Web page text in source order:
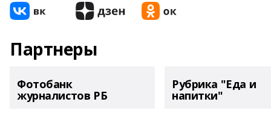
Партнеры
Фотобанк
журналистов РБ
Рубрика "Еда и
напитки"